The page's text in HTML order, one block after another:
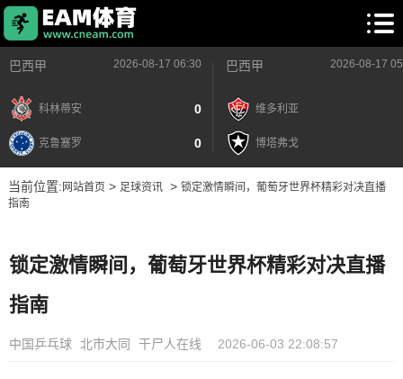
巴西甲 2026-08-17 06:30
科林蒂安 0
克鲁塞罗 0
巴西甲 2026-08-17
维多利亚
博塔弗戈
当前位置: 网站首页> 足球资讯> 锁定激情瞬间，葡萄牙世界杯精彩对决直播
指南
锁定激情瞬间，葡萄牙世界杯精彩对决直播
指南
中国乒乓球 北市大同 干尸人在线 2026-06-03 22:08:57